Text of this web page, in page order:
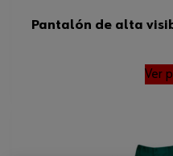
Pantalón de alta
Ver